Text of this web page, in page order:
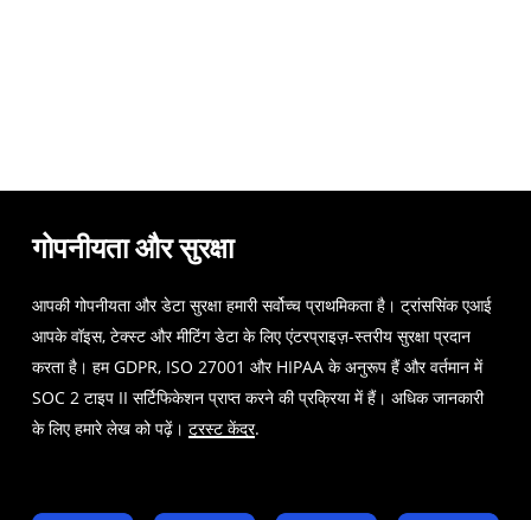
गोपनीयता और सुरक्षा
आपकी गोपनीयता और डेटा सुरक्षा हमारी सर्वोच्च प्राथमिकता है। ट्रांससिंक एआई
आपके वॉइस, टेक्स्ट और मीटिंग डेटा के लिए एंटरप्राइज़-स्तरीय सुरक्षा प्रदान
करता है। हम GDPR, ISO 27001 और HIPAA के अनुरूप हैं और वर्तमान में
SOC 2 टाइप II सर्टिफिकेशन प्राप्त करने की प्रक्रिया में हैं। अधिक जानकारी
के लिए हमारे लेख को पढ़ें। ट्रस्ट केंद्र.